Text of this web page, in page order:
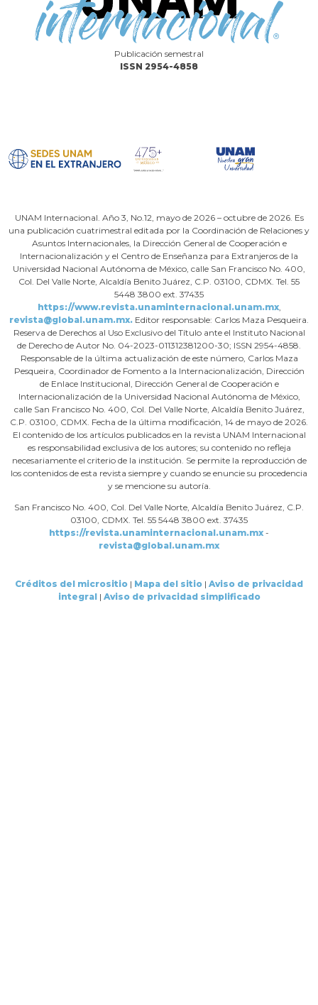
Publicación semestral
ISSN 2954-4858
UNAM Internacional. Año 3, No.12, mayo de 2026 – octubre de 2026. Es
una publicación cuatrimestral editada por la Coordinación de Relaciones y
Asuntos Internacionales, la Dirección General de Cooperación e
Internacionalización y el Centro de Enseñanza para Extranjeros de la
Universidad Nacional Autónoma de México, calle San Francisco No. 400,
Col. Del Valle Norte, Alcaldía Benito Juárez, C.P. 03100, CDMX. Tel. 55
5448 3800 ext. 37435
https://www.revista.unaminternacional.unam.mx,
revista@global.unam.mx. Editor responsable: Carlos Maza Pesqueira.
Reserva de Derechos al Uso Exclusivo del Título ante el Instituto Nacional
de Derecho de Autor No. 04-2023-011312381200-30; ISSN 2954-4858.
Responsable de la última actualización de este número, Carlos Maza
Pesqueira, Coordinador de Fomento a la Internacionalización, Dirección
de Enlace Institucional, Dirección General de Cooperación e
Internacionalización de la Universidad Nacional Autónoma de México,
calle San Francisco No. 400, Col. Del Valle Norte, Alcaldía Benito Juárez,
C.P. 03100, CDMX. Fecha de la última modificación, 14 de mayo de 2026.
El contenido de los artículos publicados en la revista UNAM Internacional
es responsabilidad exclusiva de los autores; su contenido no refleja
necesariamente el criterio de la institución. Se permite la reproducción de
los contenidos de esta revista siempre y cuando se enuncie su procedencia
y se mencione su autoría.
San Francisco No. 400, Col. Del Valle Norte, Alcaldía Benito Juárez, C.P.
03100, CDMX. Tel. 55 5448 3800 ext. 37435
https://revista.unaminternacional.unam.mx -
revista@global.unam.mx
Créditos del micrositio | Mapa del sitio | Aviso de privacidad
integral| Aviso de privacidad simplificado